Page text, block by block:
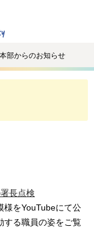
部からのお知らせ
長点検
様をYouTubeにて公
する職員の姿をご覧